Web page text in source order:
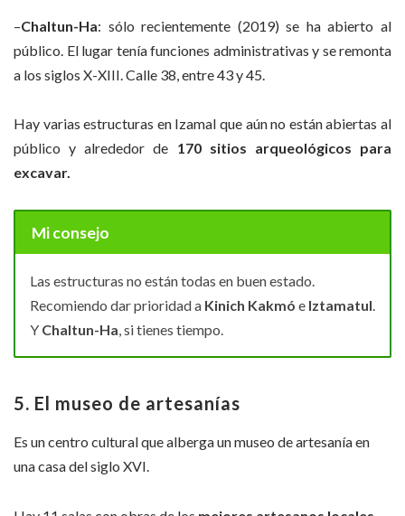
–Chaltun-Ha: sólo recientemente (2019) se ha abierto al
público. El lugar tenía funciones administrativas y se remonta
a los siglos X-XIII. Calle 38, entre 43 y 45.
Hay varias estructuras en Izamal que aún no están abiertas al
público y alrededor de 170 sitios arqueológicos para
excavar.
Mi consejo
Las estructuras no están todas en buen estado.
Recomiendo dar prioridad a Kinich Kakmó e Iztamatul.
Y Chaltun-Ha, si tienes tiempo.
5. El museo de artesanías
Es un centro cultural que alberga un museo de artesanía en
una casa del siglo XVI.